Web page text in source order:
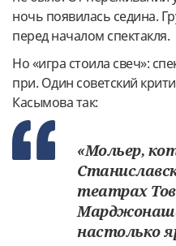
ночь появилась седина.
перед началом спектакля.
Но «игра стоила свеч»:
при. Один советский
Касымова так:
«Мольер,
театрах
настолько